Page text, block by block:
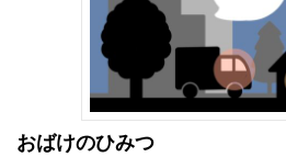
おばけのひみつ